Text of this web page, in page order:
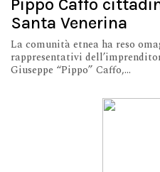
Pippo Caffo
Santa Venerina
La comunità etnea ha reso
rappresentativi
Giuseppe “Pippo” Caffo,...